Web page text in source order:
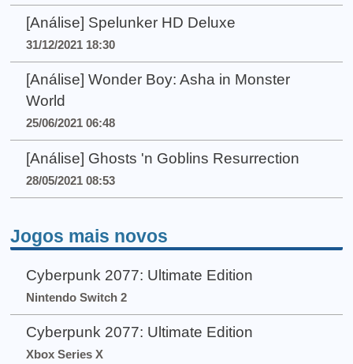
[Análise] Spelunker HD Deluxe
31/12/2021 18:30
[Análise] Wonder Boy: Asha in Monster
World
25/06/2021 06:48
[Análise] Ghosts 'n Goblins Resurrection
28/05/2021 08:53
Jogos mais novos
Cyberpunk 2077: Ultimate Edition
Nintendo Switch 2
Cyberpunk 2077: Ultimate Edition
Xbox Series X